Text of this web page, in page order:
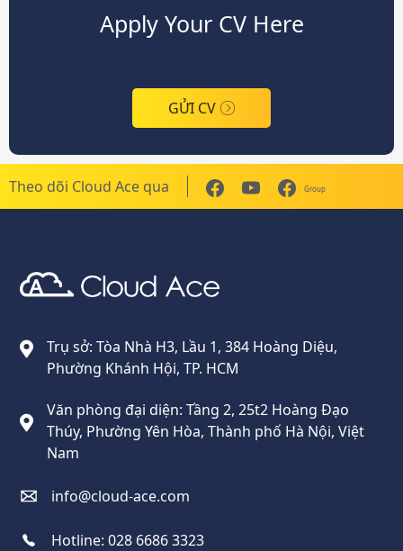
Apply Your CV Here
GỬI CV
Theo dõi Cloud Ace qua Group
Trụ sở: Tòa Nhà H3, Lầu 1, 384 Hoàng Diệu,
Phường Khánh Hội, TP. HCM
Văn phòng đại diện: Tầng 2, 25t2 Hoàng Đạo
Thúy, Phường Yên Hòa, Thành phố Hà Nội, Việt
Nam
info@cloud-ace.com
Hotline:028 6686 3323